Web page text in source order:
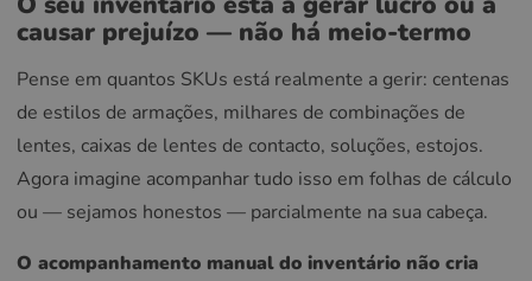
causar prejuízo — não há meio-termo
Pense em quantos SKUs está realmente a gerir: centenas
de estilos de armações, milhares de combinações de
lentes, caixas de lentes de contacto, soluções, estojos.
Agora imagine acompanhar tudo isso em folhas de cálculo
ou — sejamos honestos — parcialmente na sua cabeça.
O acompanhamento manual do inventário não cria